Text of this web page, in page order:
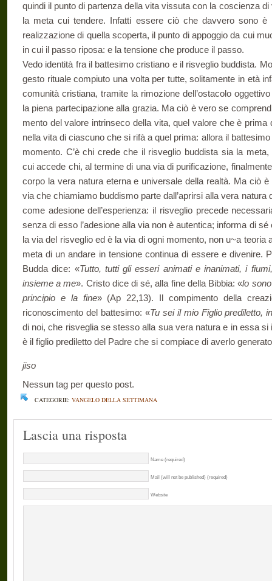
quindi il punto di par­tenza della vita vissuta con la coscienza
la meta cui tendere. Infatti essere ciò che davvero sono
realizzazione di quella scoperta, il punto di appoggio da cui
in cui il passo riposa: e la tensione che produce il passo.
Vedo identità fra il battesimo cristiano e il risveglio buddista.
gesto rituale compiuto una volta per tutte, solitamente in età
comunità cristiana, tramite la rimozione dell’ostacolo
la piena partecipazione alla gra­zia. Ma ciò è vero se
mento del valore intrinseco della vita, quel valore che è
nella vita di ciascuno che si rifà a quel prima: allora il
momento. C’è chi crede che il risveglio buddista sia la
cui accede chi, al termine di una via di purificazione,
corpo la vera natura eterna e universale della realtà. Ma ciò
via che chiamiamo buddismo parte dall’aprirsi alla vera natura
come adesione dell’esperienza: il risveglio precede
senza di esso l’adesione alla via non è autentica; informa di
la via del risveglio ed è la via di ogni momento, non u~a teoria
meta di un andare in tensione continua di essere e divenire.
Budda dice: «Tutto, tutti gli esseri animati e inanimati, i
insieme a me». Cristo dice di sé, alla fine della Bibbia: «lo sono
principio e la fine» (Ap 22,13). Il compi­mento della
riconoscimento del battesimo: «Tu sei il mio Figlio prediletto,
di noi, che risveglia se stesso alla sua vera natura e in essa
è il figlio prediletto del Padre che si compiace di averlo
jiso
Nessun tag per questo post.
CATEGORIE: VANGELO DELLA SETTIMANA
Lascia una risposta
Name (required)
Mail (will not be published) (required)
Website